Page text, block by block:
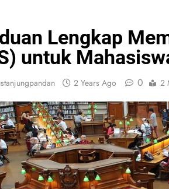
Lengkap
untuk
2 Years Ago 0 2